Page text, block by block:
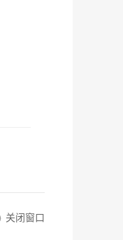
关闭窗口